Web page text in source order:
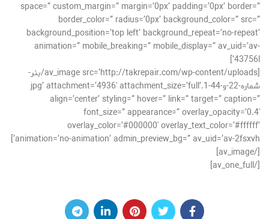
space=” custom_margin=” margin=’0px’ padding=’0px’ border=”
border_color=” radius=’0px’ background_color=” src=”
background_position=’top left’ background_repeat=’no-repeat’
animation=” mobile_breaking=” mobile_display=” av_uid=’av-
43756l’]
[av_image src=’http://takrepair.com/wp-content/uploads/بنر-
شماره-22-و-44-1.jpg’ attachment=’4936′ attachment_size=’full’
align=’center’ styling=” hover=” link=” target=” caption=”
font_size=” appearance=” overlay_opacity=’0.4′
overlay_color=’#000000′ overlay_text_color=’#ffffff’
animation=’no-animation’ admin_preview_bg=” av_uid=’av-2fsxvh’]
[/av_image]
[/av_one_full]